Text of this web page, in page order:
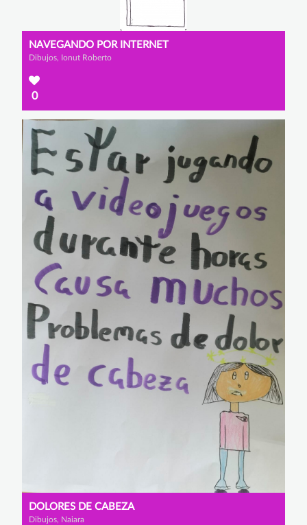
NAVEGANDO POR INTERNET
Dibujos, Ionut Roberto
0
DOLORES DE CABEZA
Dibujos, Naiara